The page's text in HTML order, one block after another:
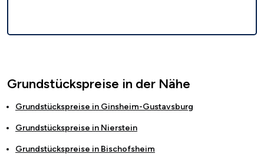
Grundstückspreise in der Nähe
Grundstückspreise in Ginsheim-Gustavsburg
Grundstückspreise in Nierstein
Grundstückspreise in Bischofsheim